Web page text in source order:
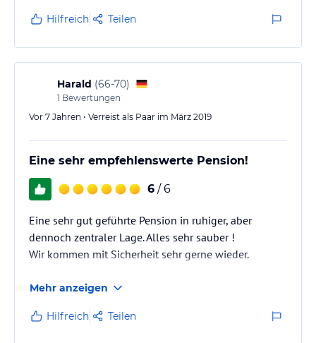
Im Zimmer sogar Kaffeemaschine und Kühlschrank -
Die Mitarbeiter sind sehr freundlich und trotz Corona
gab es keine Hindernisse, eine angenehme Zeit zu
verleben.
Das Frühstücks-Büfett ist ausgezeichnet bestückt, so
kann man prima in den Tag starten.
Hilfreich Teilen
Harald (66-70)
1 Bewertungen
Vor 7 Jahren • Verreist als Paar im März 2019
Eine sehr empfehlenswerte Pension!
6 / 6
Eine sehr gut geführte Pension in ruhiger, aber
dennoch zentraler Lage. Alles sehr sauber !
Wir kommen mit Sicherheit sehr gerne wieder.
Mehr anzeigen
Hilfreich Teilen